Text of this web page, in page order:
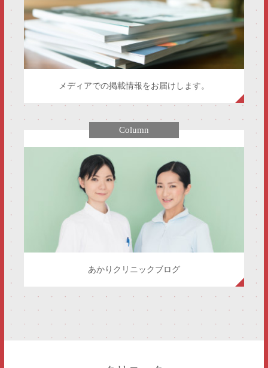
メディアでの掲載情報をお届けします。
Column
あかりクリニックブログ